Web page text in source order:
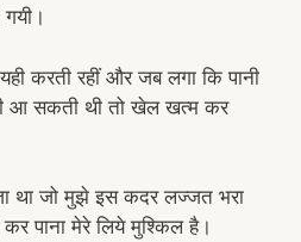
करती रहीं और जब लगा कि पानी
आ सकती थी तो खेल खत्म कर
था जो मुझे इस कदर लज्जत भरा
पाना मेरे लिये मुश्किल है।